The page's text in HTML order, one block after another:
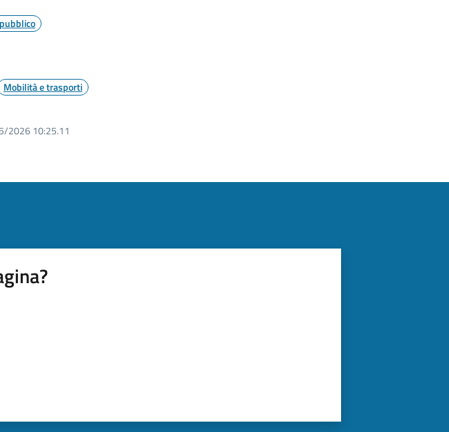
Mobilità e trasporti
2026 10:25.11